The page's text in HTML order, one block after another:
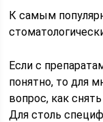
К самым
Если с
понятно, то для
вопрос, как
Для столь